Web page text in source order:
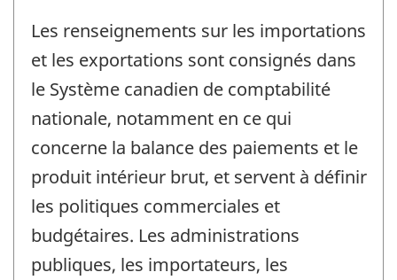
Les renseignements sur les importations
et les exportations sont consignés dans
le Système canadien de comptabilité
nationale, notamment en ce qui
concerne la balance des paiements et le
produit intérieur brut, et servent à définir
les politiques commerciales et
budgétaires. Les administrations
publiques, les importateurs, les